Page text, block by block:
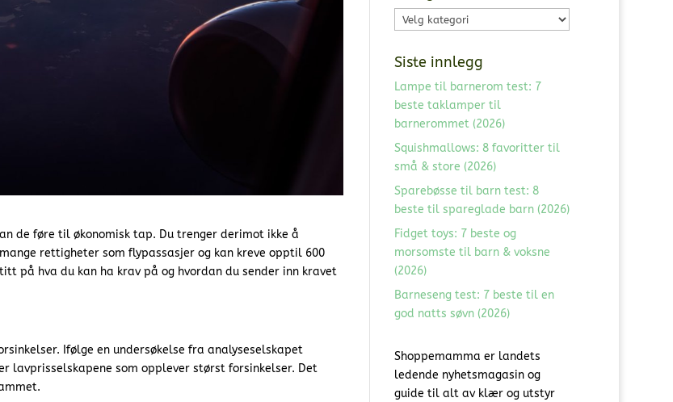
de føre til økonomisk tap. Du trenger derimot ikke å
rettigheter som flypassasjer og kan kreve opptil 600
på hva du kan ha krav på og hvordan du sender inn kravet
Ifølge en undersøkelse fra analyseselskapet
lavprisselskapene som opplever størst forsinkelser. Det
Kategorier
Siste innlegg
Lampe til barnerom test: 7
beste taklamper til
barnerommet (2026)
Squishmallows: 8 favoritter til
små & store (2026)
Sparebøsse til barn test: 8
beste til spareglade barn (2026)
Fidget toys: 7 beste og
morsomste til barn & voksne
(2026)
Barneseng test: 7 beste til en
god natts søvn (2026)
Shoppemamma er landets
ledende nyhetsmagasin og
guide til alt av klær og utstyr